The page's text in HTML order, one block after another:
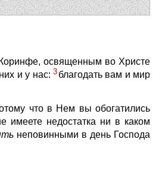
освященным во Христе
и у нас: 3 благодать вам и мир
что в Нем вы обогатились
имеете недостатка ни в каком
неповинными в день Господа